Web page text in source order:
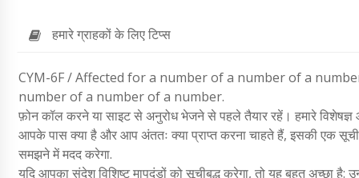
हमारे ग्राहकों के लिए टिप्स
CYM-6F / Affected for a number of a number of a
number of a number of a number.
फ़ोन कॉल करने या साइट से अनुरोध भेजने से पहले तैयार रहें। हमारे
आपके पास क्या है और आप अंततः क्या प्राप्त करना चाहते हैं, इसकी एक
समझने में मदद करेगा.
यदि आपका संदेश विशिष्ट मापदंडों को सूचीबद्ध करेगा, तो यह बहुत अच्छा